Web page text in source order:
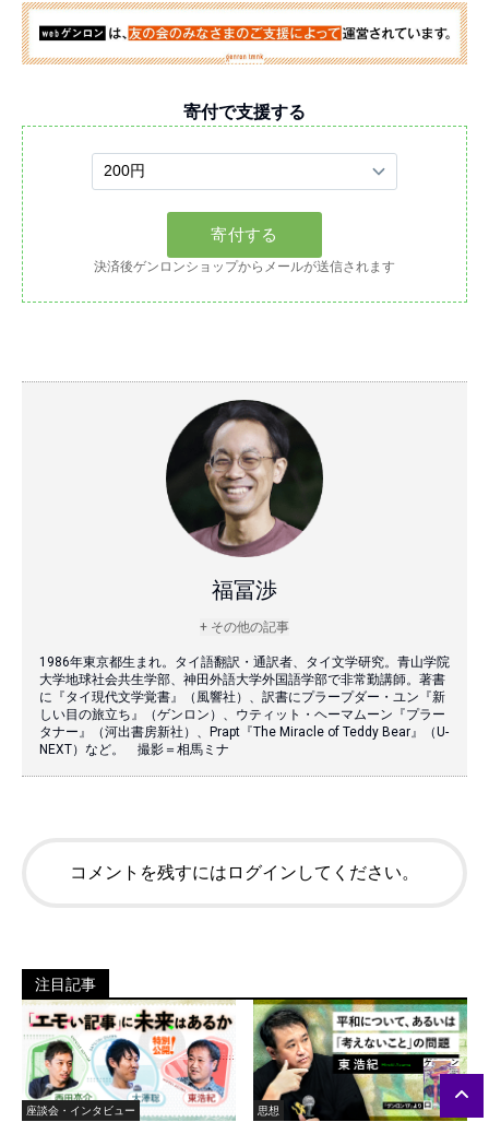
寄付で支援する
決済後ゲンロンショップからメールが送信されます
福冨渉
+ その他の記事
1986年東京都生まれ。タイ語翻訳・通訳者、タイ文学研究。青山学院
大学地球社会共生学部、神田外語大学外国語学部で非常勤講師。著書
に『タイ現代文学覚書』（風響社）、訳書にプラープダー・ユン『新
しい目の旅立ち』（ゲンロン）、ウティット・ヘーマムーン『プラー
タナー』（河出書房新社）、Prapt『The Miracle of Teddy Bear』（U-
NEXT）など。 撮影＝相馬ミナ
コメントを残すにはログインしてください。
注目記事
座談会・インタビュー 思想